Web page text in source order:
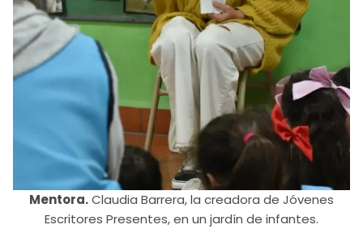
Mentora.Claudia Barrera, la creadora de Jóvenes
Escritores Presentes, en un jardín de infantes.